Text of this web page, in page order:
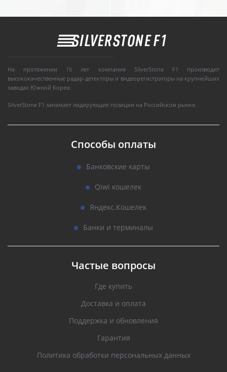
На протяжении 15 лет компания SilverStone F1 производит
высококачественные радар-детекторы и видеорегистраторы на крупнейших
заводах Южной Кореи.
SilverStone F1 занимает лидирующие позиции на Российском рынке.
Способы оплаты
Банковские карты
Qiwi кошелек
Яндекс.Кошелек
Банки и терминалы
Частые вопросы
Где купить
Доставка и оплата
Поддержка и обновления
Гарантия
Политика обработки персональных данных